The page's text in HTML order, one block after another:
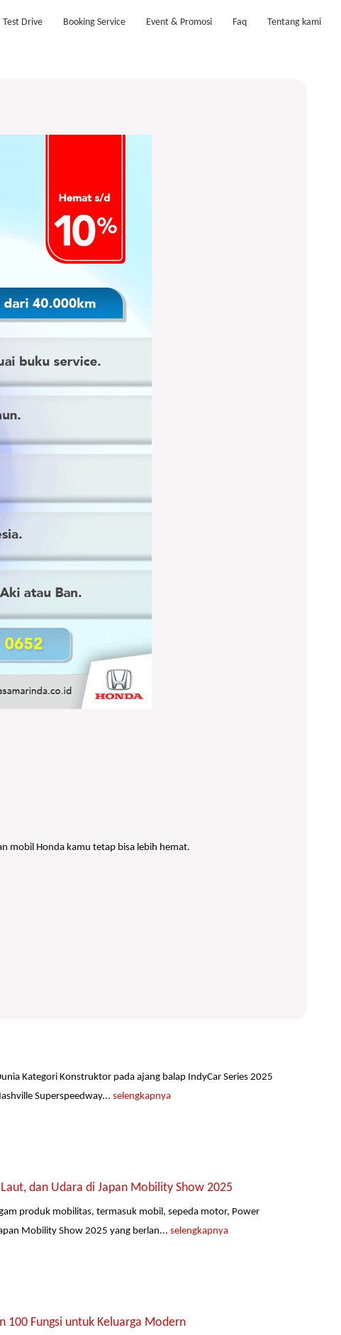
Test Drive Booking Service Event & Promosi Faq Tentang kami
mobil Honda kamu tetap bisa lebih hemat.
Kategori Konstruktor pada ajang balap IndyCar Series 2025
Superspeedway... selengkapnya
dan Udara di Japan Mobility Show 2025
produk mobilitas, termasuk mobil, sepeda motor, Power
Mobility Show 2025 yang berlan... selengkapnya
100 Fungsi untuk Keluarga Modern